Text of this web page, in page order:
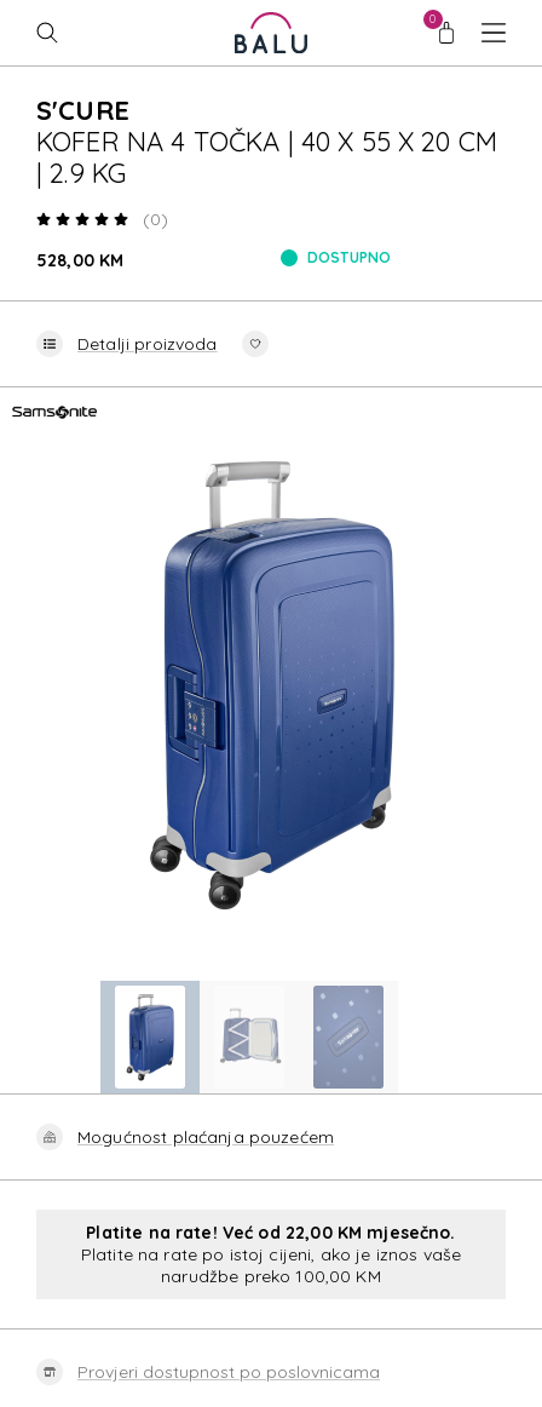
0
S'CURE
KOFER NA 4 TOČKA | 40 X 55 X 20 CM
| 2.9 KG
(0)
528,00 KM
DOSTUPNO
Detalji proizvoda
Mogućnost plaćanja pouzećem
Platite na rate! Već od 22,00 KM mjesečno.
Platite na rate po istoj cijeni, ako je iznos vaše
narudžbe preko 100,00 KM
Provjeri dostupnost po poslovnicama